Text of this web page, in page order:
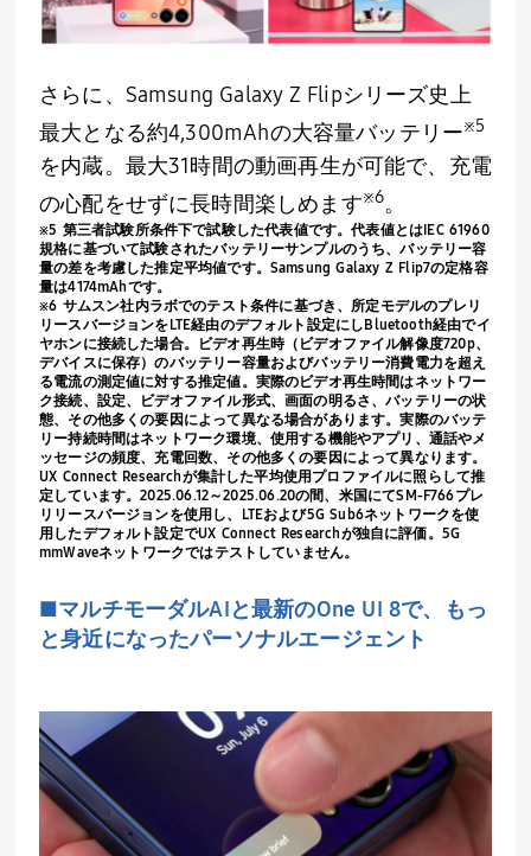
さらに、 Samsung Galaxy Z Flipシリーズ史上
最大となる約4,300mAhの大容量バッテリー※5
を内蔵。最大31時間の動画再生が可能で、充電
の心配をせずに長時間楽しめます※6。
※5 第三者試験所条件下で試験した代表値です。代表値とは IEC 61960
規格に基づいて試験されたバッテリーサンプルのうち、バッテリー容
量の差を考慮した推定平均値です。 Samsung Galaxy Z Flip7の定格容
量は4174mAhです。
※6 サムスン社内ラボでのテスト条件に基づき、所定モデルのプレリ
リースバージョンを LTE経由のデフォルト設定にし Bluetooth経由でイ
ヤホンに接続した場合。ビデオ再生時（ビデオファイル解像度720p、
デバイスに保存）のバッテリー容量およびバッテリー消費電力を超え
る電流の測定値に対する推定値。実際のビデオ再生時間はネットワー
ク接続、設定、ビデオファイル形式、画面の明るさ、バッテリーの状
態、その他多くの要因によって異なる場合があります。実際のバッテ
リー持続時間はネットワーク環境、使用する機能やアプリ、通話やメ
ッセージの頻度、充電回数、その他多くの要因によって異なります。
UX Connect Researchが集計した平均使用プロファイルに照らして推
定しています。2025.06.12～2025.06.20の間、米国にてSM-F766プレ
リリースバージョンを使用し、
LTEおよび5G Sub6ネットワークを使
用したデフォルト設定でUX Connect Researchが独自に評価。 5G
mmWaveネットワークではテストしていません。
■マルチモーダルAIと最新のOne UI 8で、もっ
と身近になったパーソナルエージェント